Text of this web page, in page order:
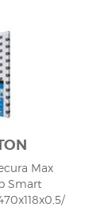
Max
Smart